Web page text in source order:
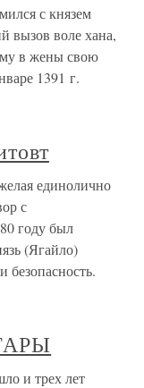
с князем
вызов воле хана,
в жены свою
1391 г.
единолично
с
году был
(Ягайло)
безопасность.
и трех лет